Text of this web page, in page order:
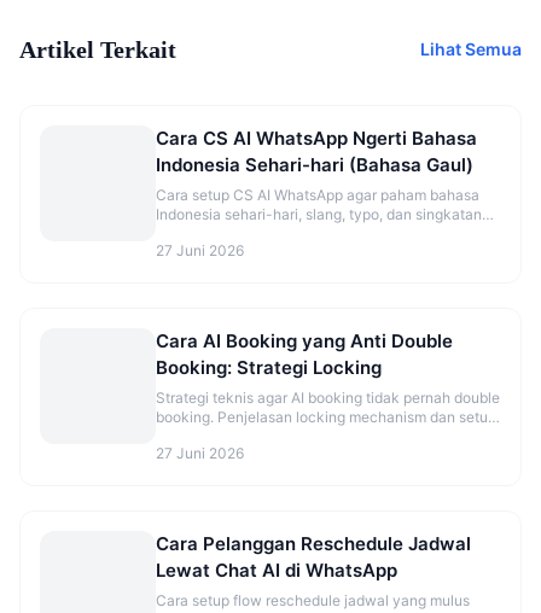
Artikel Terkait Lihat Semua
Cara CS AI WhatsApp Ngerti Bahasa
Indonesia Sehari-hari (Bahasa Gaul)
Cara setup CS AI WhatsApp agar paham bahasa
Indonesia sehari-hari, slang, typo, dan singkatan
27 Juni 2026
Cara AI Booking yang Anti Double
Booking: Strategi Locking
Strategi teknis agar AI booking tidak pernah double
booking. Penjelasan locking mechanism dan setup
27 Juni 2026
Cara Pelanggan Reschedule Jadwal
Lewat Chat AI di WhatsApp
Cara setup flow reschedule jadwal yang mulus